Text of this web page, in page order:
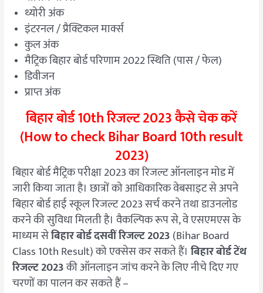
थ्योरी अंक
इंटरनल / प्रैक्टिकल मार्क्स
कुल अंक
मैट्रिक बिहार बोर्ड परिणाम 2022 स्थिति (पास / फेल)
डिवीजन
प्राप्त अंक
बिहार बोर्ड 10th रिजल्ट 2023 कैसे चेक करें
(How to check Bihar Board 10th result
2023)
बिहार बोर्ड मैट्रिक परीक्षा 2023 का रिजल्ट ऑनलाइन मोड में
जारी किया जाता है। छात्रों को आधिकारिक वेबसाइट से अपने
बिहार बोर्ड हाई स्कूल रिजल्ट 2023 सर्च करने तथा डाउनलोड
करने की सुविधा मिलती है। वैकल्पिक रूप से, वे एसएमएस के
माध्यम सेबिहार बोर्ड दसवीं रिजल्ट 2023(Bihar Board
Class 10th Result) को एक्सेस कर सकते हैं।बिहार बोर्ड टेंथ
रिजल्ट 2023की ऑनलाइन जांच करने के लिए नीचे दिए गए
चरणों का पालन कर सकते हैं –